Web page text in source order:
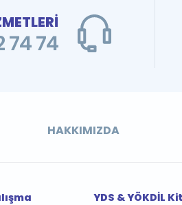
74
HAKKIMIZDA
YDS & YÖKDİL